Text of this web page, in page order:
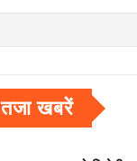
तजा खबरें